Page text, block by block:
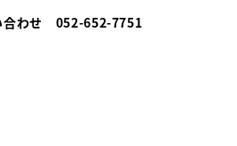
合わせ 052-652-7751